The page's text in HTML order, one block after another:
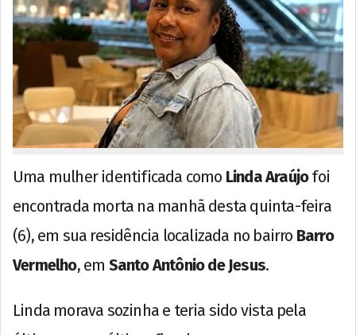
Uma mulher identificada como Linda Araújofoi
encontrada morta na manhã desta quinta-feira
(6), em sua residência localizada no bairro Barro
Vermelho, em Santo Antônio de Jesus.
Linda morava sozinha e teria sido vista pela